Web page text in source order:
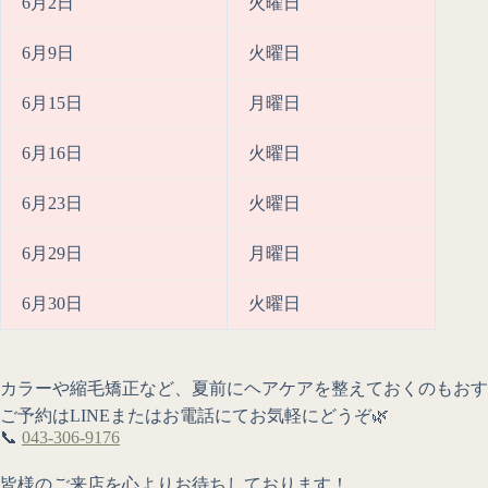
6月9日 火曜日
6月15日 月曜日
6月16日 火曜日
6月23日 火曜日
6月29日 月曜日
6月30日 火曜日
カラーや縮毛矯正など、夏前にヘアケアを整えておくのもお
ご予約はLINEまたはお電話にてお気軽にどうぞ🌿
📞 043-306-9176
皆様のご来店を心よりお待ちしております！